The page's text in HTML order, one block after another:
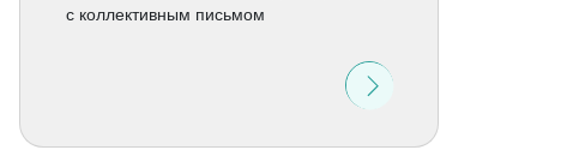
с коллективным письмом